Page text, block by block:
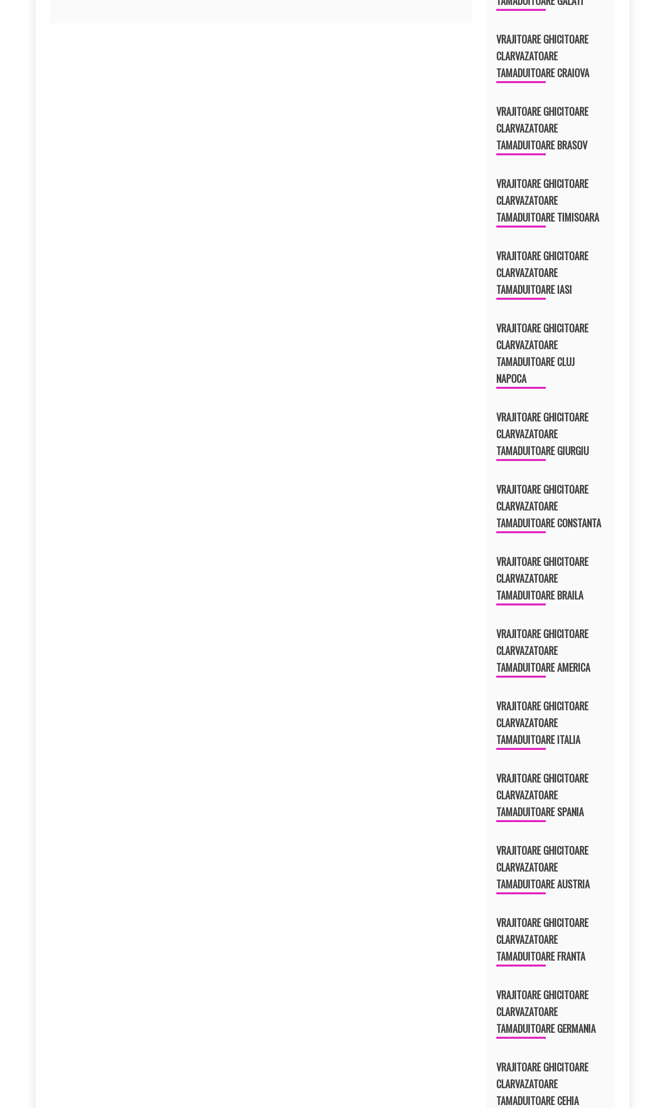
VRAJITOARE GHICITOARE
CLARVAZATOARE
TAMADUITOARE CRAIOVA
VRAJITOARE GHICITOARE
CLARVAZATOARE
TAMADUITOARE BRASOV
VRAJITOARE GHICITOARE
CLARVAZATOARE
TAMADUITOARE TIMISOARA
VRAJITOARE GHICITOARE
CLARVAZATOARE
TAMADUITOARE IASI
VRAJITOARE GHICITOARE
CLARVAZATOARE
TAMADUITOARE CLUJ
NAPOCA
VRAJITOARE GHICITOARE
CLARVAZATOARE
TAMADUITOARE GIURGIU
VRAJITOARE GHICITOARE
CLARVAZATOARE
TAMADUITOARE CONSTANTA
VRAJITOARE GHICITOARE
CLARVAZATOARE
TAMADUITOARE BRAILA
VRAJITOARE GHICITOARE
CLARVAZATOARE
TAMADUITOARE AMERICA
VRAJITOARE GHICITOARE
CLARVAZATOARE
TAMADUITOARE ITALIA
VRAJITOARE GHICITOARE
CLARVAZATOARE
TAMADUITOARE SPANIA
VRAJITOARE GHICITOARE
CLARVAZATOARE
TAMADUITOARE AUSTRIA
VRAJITOARE GHICITOARE
CLARVAZATOARE
TAMADUITOARE FRANTA
VRAJITOARE GHICITOARE
CLARVAZATOARE
TAMADUITOARE GERMANIA
VRAJITOARE GHICITOARE
CLARVAZATOARE
TAMADUITOARE CEHIA